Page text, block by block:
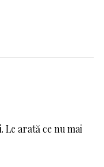
Le arată ce nu mai